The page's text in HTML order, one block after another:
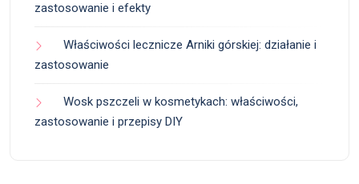
zastosowanie i efekty
Właściwości lecznicze Arniki górskiej: działanie i
zastosowanie
Wosk pszczeli w kosmetykach: właściwości,
zastosowanie i przepisy DIY